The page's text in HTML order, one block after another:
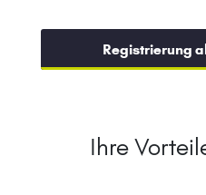
Registrierung
Ihre